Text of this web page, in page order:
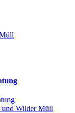
und Wilder Müll